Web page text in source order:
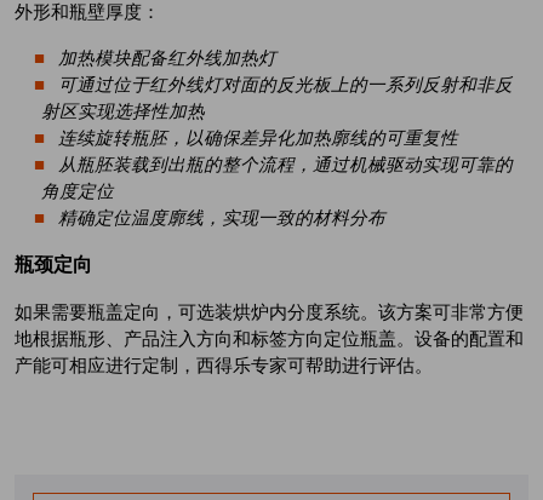
外形和瓶壁厚度：
加热模块配备红外线加热灯
可通过位于红外线灯对面的反光板上的一系列反射和非反
射区实现选择性加热
连续旋转瓶胚，以确保差异化加热廓线的可重复性
从瓶胚装载到出瓶的整个流程，通过机械驱动实现可靠的
角度定位
精确定位温度廓线，实现一致的材料分布
瓶颈定向
如果需要瓶盖定向，可选装烘炉内分度系统。该方案可非常方便
地根据瓶形、产品注入方向和标签方向定位瓶盖。设备的配置和
产能可相应进行定制，西得乐专家可帮助进行评估。